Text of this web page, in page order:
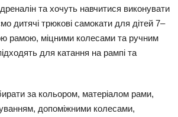
та хочуть навчитися виконувати
дитячі трюкові самокати для дітей 7–
рамою, міцними колесами та ручним
для катання на рампі та
за кольором, матеріалом рами,
допоміжними колесами,